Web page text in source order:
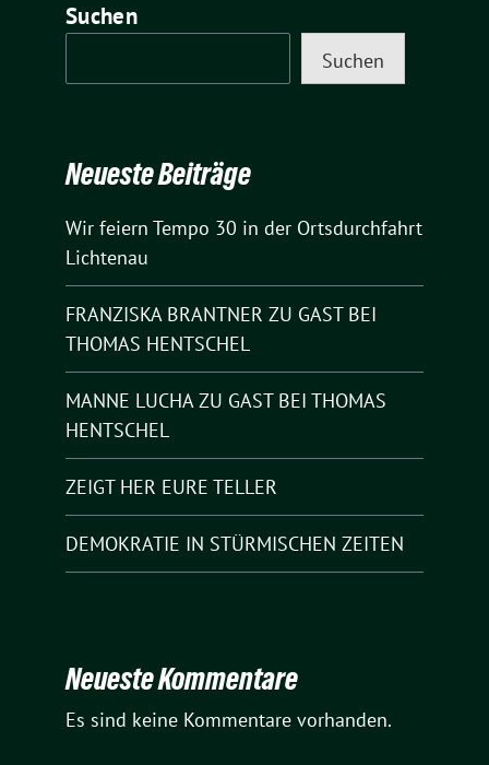
Suchen
Suchen
Neueste Beiträge
Wir feiern Tempo 30 in der Ortsdurchfahrt
Lichtenau
FRANZISKA BRANTNER ZU GAST BEI
THOMAS HENTSCHEL
MANNE LUCHA ZU GAST BEI THOMAS
HENTSCHEL
ZEIGT HER EURE TELLER
DEMOKRATIE IN STÜRMISCHEN ZEITEN
Neueste Kommentare
Es sind keine Kommentare vorhanden.